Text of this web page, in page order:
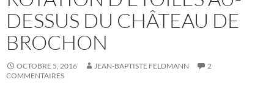
DESSUS DU CHÂTEAU DE
BROCHON
OCTOBRE 5, 2016 JEAN-BAPTISTE FELDMANN
2
COMMENTAIRES